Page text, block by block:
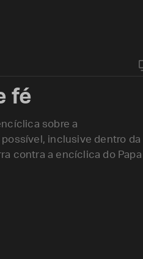
fé
sobre a
inclusive dentro da
contra a encíclica do Papa